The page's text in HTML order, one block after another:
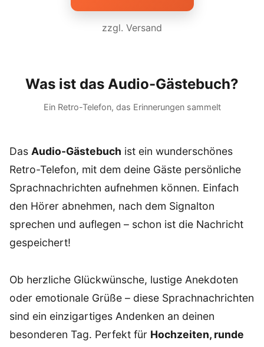
zzgl. Versand
Was ist das Audio-Gästebuch?
Ein Retro-Telefon, das Erinnerungen sammelt
Das Audio-Gästebuch ist ein wunderschönes
Retro-Telefon, mit dem deine Gäste persönliche
Sprachnachrichten aufnehmen können. Einfach
den Hörer abnehmen, nach dem Signalton
sprechen und auflegen – schon ist die Nachricht
gespeichert!
Ob herzliche Glückwünsche, lustige Anekdoten
oder emotionale Grüße – diese Sprachnachrichten
sind ein einzigartiges Andenken an deinen
besonderen Tag. Perfekt für Hochzeiten, runde